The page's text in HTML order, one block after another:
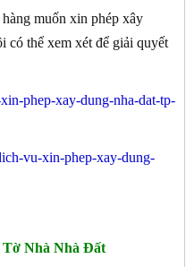
muốn xin phép xây
có thể xem xét để giải quyết
phep-xay-dung-nha-dat-tp-
vu-xin-phep-xay-dung-
Tờ Nhà Nhà Đất